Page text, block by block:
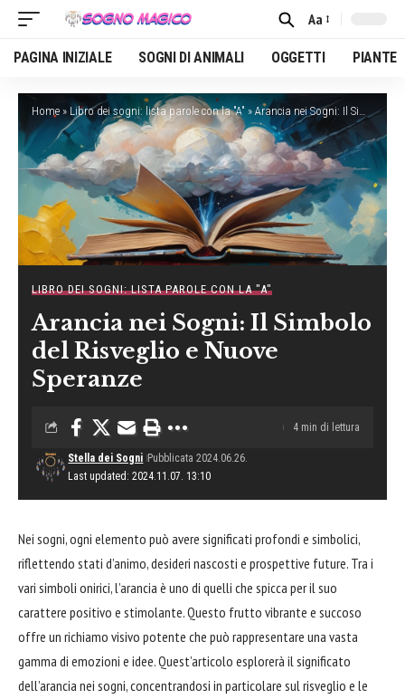
Font
Resizer
Aa
PAGINA INIZIALE SOGNI DI ANIMALI OGGETTI PIANTE
Home » Libro dei sogni: lista parole con la "A"»Arancia nei Sogni: Il Simbolo del Risveglio e Nuove Speranze
LIBRO DEI SOGNI: LISTA PAROLE CON LA "A"
Arancia nei Sogni: Il Simbolo
del Risveglio e Nuove
Speranze
Last updated: 2024.11.07. 13:10
Stella dei Sogni Pubblicata 2024.06.26.
4 min di lettura
Nei sogni, ogni elemento può avere significati profondi e simbolici,
riflettendo stati d’animo, desideri nascosti e prospettive future. Tra i
vari simboli onirici, l’arancia è uno di quelli che spicca per il suo
carattere positivo e stimolante. Questo frutto vibrante e succoso
offre un richiamo visivo potente che può rappresentare una vasta
gamma di emozioni e idee. Quest’articolo esplorerà il significato
dell’arancia nei sogni, concentrandosi in particolare sul risveglio e le